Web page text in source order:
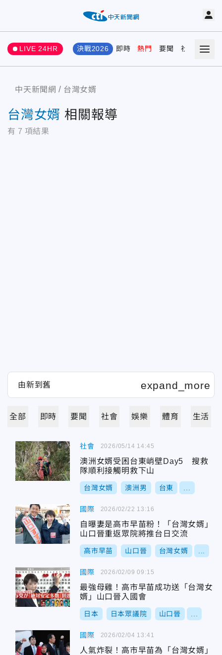
LIVE 24HR 決戰2026 即時 熱門 要聞 社會 娛樂
中天新聞網 台灣女婿
台灣女婿 相關報導
有 7 項結果
全部 即時 要聞 社會 娛樂 體育 生活
社會
澳洲女婿受困台東峭壁Day5 搜救
隊順利接觸明救下山
台灣女婿 澳洲男 台東
2026/05/14 14:45
國際
自曝妻是高市早苗粉！「台灣女婿」
山口晉重返眾院將推台日交流
高市早苗 山口晉 台灣女婿
2026/02/22 13:16
國際
最強母雞！高市早苗成功送「台灣女
婿」山口晉入國會
日本 日本眾議院 山口晉
2026/02/09 09:15
國際
人氣炸裂！高市早苗為「台灣女婿」
2026/02/04 13:41